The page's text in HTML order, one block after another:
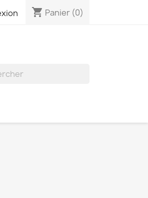
shopping_cart Panier (0)